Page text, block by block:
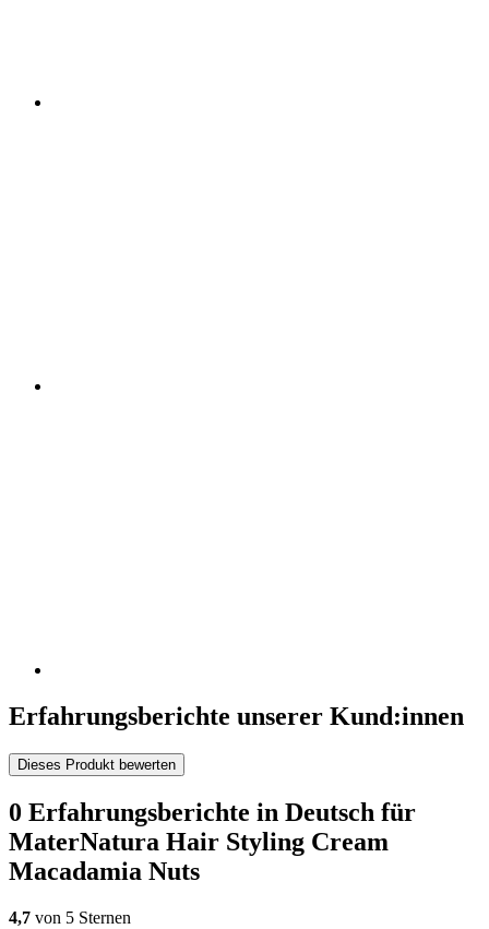
Erfahrungsberichte unserer Kund:innen
Dieses Produkt bewerten
0 Erfahrungsberichte in Deutsch für
MaterNatura Hair Styling Cream
Macadamia Nuts
4,7 von 5 Sternen